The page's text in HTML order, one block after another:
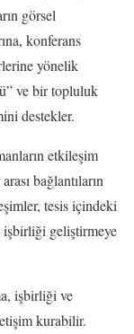
görsel
konferans
yönelik
ve bir topluluk
destekler.
etkileşim
bağlantıların
tesis içindeki
işbirliği geliştirmeye
işbirliği ve
kurabilir.